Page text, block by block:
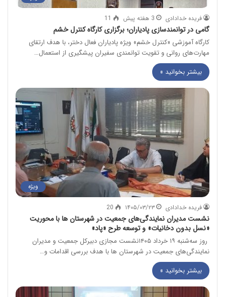
فریده خدادادی 3 هفته پیش 11
گامی در توانمندسازی پادیاران؛ برگزاری کارگاه کنترل خشم
کارگاه آموزشی «کنترل خشم» ویژه پادیاران فعال دختر، با هدف ارتقای
مهارت‌های روانی و تقویت توانمندی سفیران پیشگیری از استعمال…
بیشتر بخوانید »
ویژه
فریده خدادادی ۱۴۰۵/۰۳/۲۳ 20
نشست مدیران نمایندگی‌های جمعیت در شهرستان ها با محوریت
«نسل بدون دخانیات» و توسعه طرح «پاد»
روز سه‌شنبه ۱۹ خرداد ۱۴۰۵نشست مجازی دبیرکل جمعیت و مدیران
نمایندگی‌های جمعیت در شهرستان ها با هدف بررسی اقدامات و…
بیشتر بخوانید »